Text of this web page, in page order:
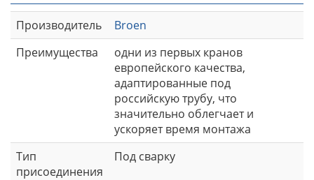
Производитель
Broen
Преимущества
одни из первых кранов
европейского качества,
адаптированные под
российскую трубу, что
значительно облегчает и
ускоряет время монтажа
Тип
присоединения
Под сварку